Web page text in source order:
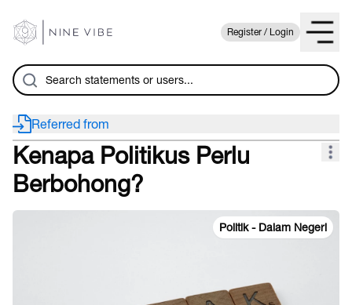
Register / Login
Kenapa Politikus Perlu
Berbohong?
Politik - Dalam Negeri
Referred from